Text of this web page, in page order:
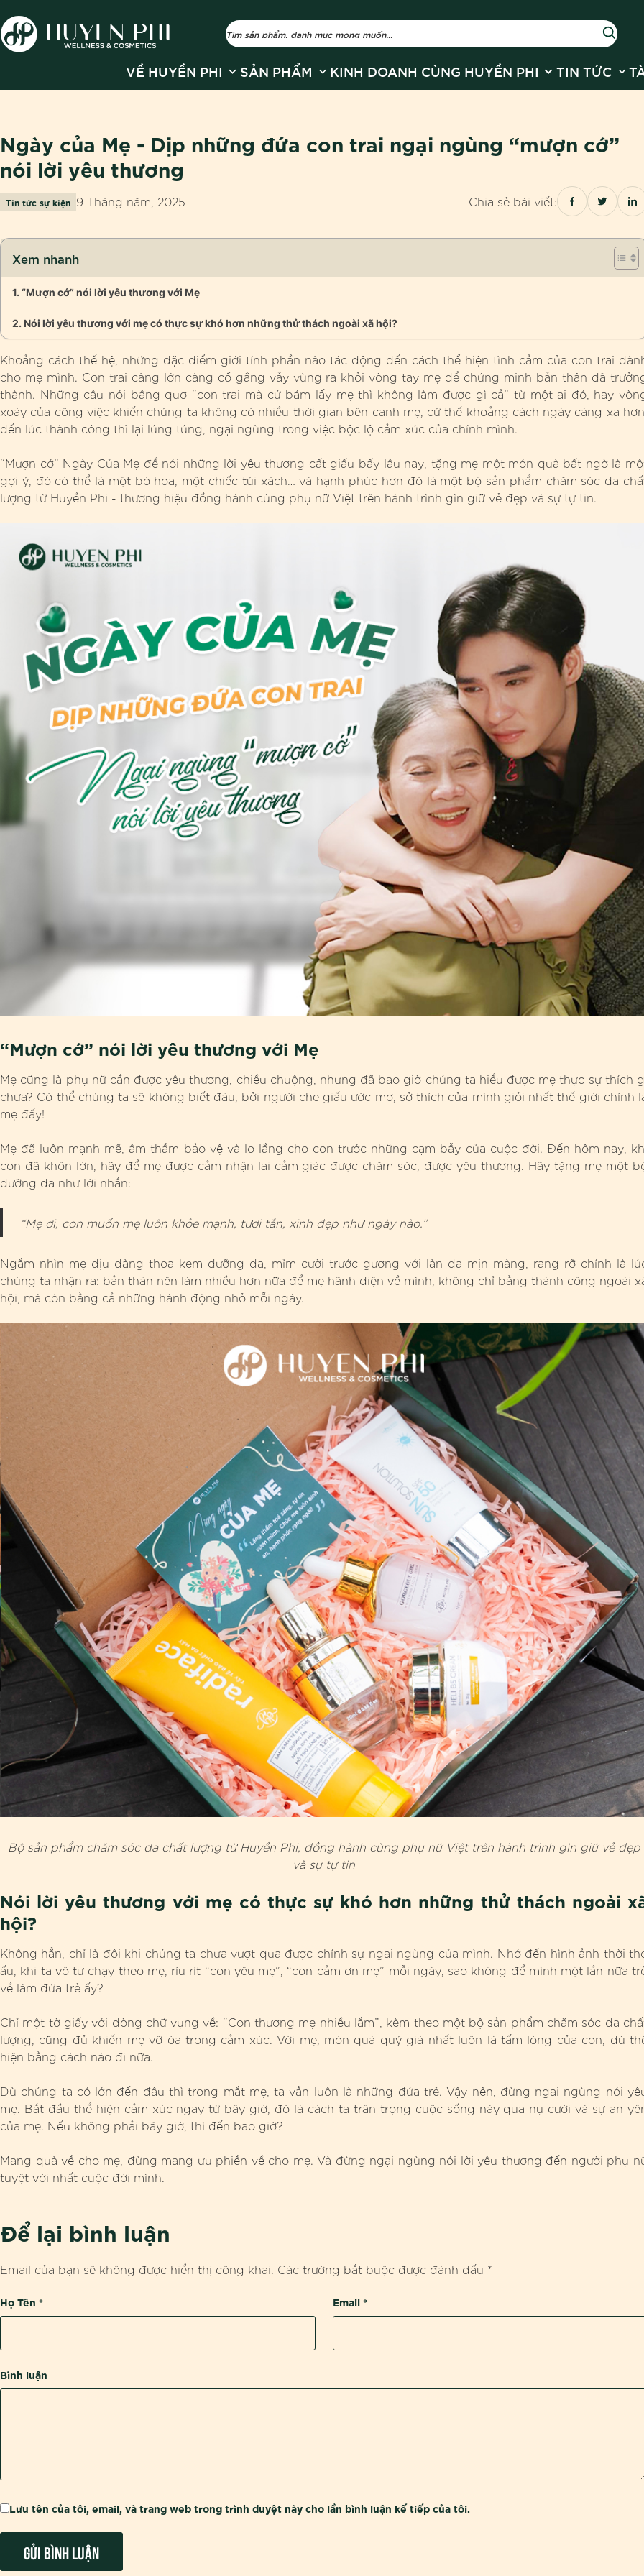
VỀ HUYỀN PHI Show submenu for Về Huyền Phi
SẢN PHẨM Show submenu for Sản phẩm
KINH DOANH CÙNG HUYỀN PHI Show submenu
TIN TỨC
Ngày của Mẹ - Dịp những đứa con trai ngại ngùng “mượn cớ”
nói lời yêu thương
Tin tức sự kiện 9 Tháng năm, 2025 Chia sẻ bài viết:
Xem nhanh
“Mượn cớ” nói lời yêu thương với Mẹ
Nói lời yêu thương với mẹ có thực sự khó hơn những thử thách ngoài xã hội?
Khoảng cách thế hệ, những đặc điểm giới tính phần nào tác động đến cách thể hiện tình cảm của con trai
cho mẹ mình. Con trai càng lớn càng cố gắng vẫy vùng ra khỏi vòng tay mẹ để chứng minh bản thân đã
thành. Những câu nói bâng quơ “con trai mà cứ bám lấy mẹ thì không làm được gì cả” từ một ai đó, hay
xoáy của công việc khiến chúng ta không có nhiều thời gian bên cạnh mẹ, cứ thế khoảng cách ngày càng xa
đến lúc thành công thì lại lúng túng, ngại ngùng trong việc bộc lộ cảm xúc của chính mình.
“Mượn cớ” Ngày Của Mẹ để nói những lời yêu thương cất giấu bấy lâu nay, tặng mẹ một món quà bất ngờ là
gợi ý, đó có thể là một bó hoa, một chiếc túi xách… và hạnh phúc hơn đó là một bộ sản phẩm chăm sóc da
lượng từ Huyền Phi - thương hiệu đồng hành cùng phụ nữ Việt trên hành trình gìn giữ vẻ đẹp và sự tự tin.
“Mượn cớ” nói lời yêu thương với Mẹ
Mẹ cũng là phụ nữ cần được yêu thương, chiều chuộng, nhưng đã bao giờ chúng ta hiểu được mẹ thực sự thích
chưa? Có thể chúng ta sẽ không biết đâu, bởi người che giấu ước mơ, sở thích của mình giỏi nhất thế giới chính
mẹ đấy!
Mẹ đã luôn mạnh mẽ, âm thầm bảo vệ và lo lắng cho con trước những cạm bẫy của cuộc đời. Đến hôm nay,
con đã khôn lớn, hãy để mẹ được cảm nhận lại cảm giác được chăm sóc, được yêu thương. Hãy tặng mẹ một
dưỡng da như lời nhắn:
“Mẹ ơi, con muốn mẹ luôn khỏe mạnh, tươi tắn, xinh đẹp như ngày nào.”
Ngắm nhìn mẹ dịu dàng thoa kem dưỡng da, mỉm cười trước gương với làn da mịn màng, rạng rỡ chính là
chúng ta nhận ra: bản thân nên làm nhiều hơn nữa để mẹ hãnh diện về mình, không chỉ bằng thành công ngoài
hội, mà còn bằng cả những hành động nhỏ mỗi ngày.
Bộ sản phẩm chăm sóc da chất lượng từ Huyền Phi, đồng hành cùng phụ nữ Việt trên hành trình gìn giữ vẻ đẹp
và sự tự tin
Nói lời yêu thương với mẹ có thực sự khó hơn những thử thách ngoài
hội?
Không hẳn, chỉ là đôi khi chúng ta chưa vượt qua được chính sự ngại ngùng của mình. Nhớ đến hình ảnh thời
ấu, khi ta vô tư chạy theo mẹ, ríu rít “con yêu mẹ”, “con cảm ơn mẹ” mỗi ngày, sao không để mình một lần nữa
về làm đứa trẻ ấy?
Chỉ một tờ giấy với dòng chữ vụng về: “Con thương mẹ nhiều lắm”, kèm theo một bộ sản phẩm chăm sóc da
lượng, cũng đủ khiến mẹ vỡ òa trong cảm xúc. Với mẹ, món quà quý giá nhất luôn là tấm lòng của con, dù
hiện bằng cách nào đi nữa.
Dù chúng ta có lớn đến đâu thì trong mắt mẹ, ta vẫn luôn là những đứa trẻ. Vậy nên, đừng ngại ngùng nói
mẹ. Bắt đầu thể hiện cảm xúc ngay từ bây giờ, đó là cách ta trân trọng cuộc sống này qua nụ cười và sự an
của mẹ. Nếu không phải bây giờ, thì đến bao giờ?
Mang quà về cho mẹ, đừng mang ưu phiền về cho mẹ. Và đừng ngại ngùng nói lời yêu thương đến người phụ
tuyệt vời nhất cuộc đời mình.
Để lại bình luận
Email của bạn sẽ không được hiển thị công khai. Các trường bắt buộc được đánh dấu *
Bình luận
Họ Tên * Email*
Lưu tên của tôi, email, và trang web trong trình duyệt này cho lần bình luận kế tiếp của tôi.